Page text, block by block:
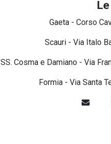
Gaeta - Corso
Scauri - Via Italo
SS. Cosma e Damiano - Via
Formia - Via Santa